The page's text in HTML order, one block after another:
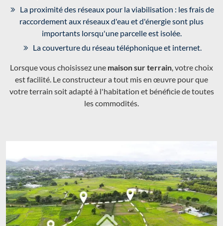
La proximité des réseaux pour la viabilisation : les frais de
raccordement aux réseaux d'eau et d'énergie sont plus
importants lorsqu'une parcelle est isolée.
La couverture du réseau téléphonique et internet.
Lorsque vous choisissez une maison sur terrain , votre choix
est facilité. Le constructeur a tout mis en œuvre pour que
votre terrain soit adapté à l'habitation et bénéficie de toutes
les commodités.